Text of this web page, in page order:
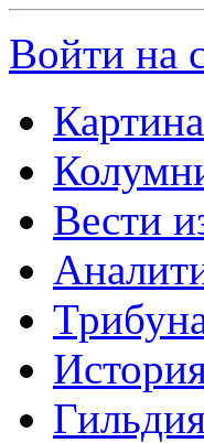
Войти на
Вести